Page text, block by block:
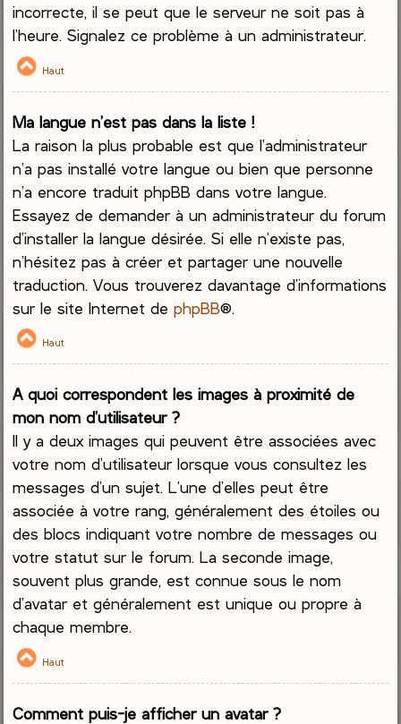
incorrecte, il se peut que le serveur ne soit pas à
l’heure. Signalez ce problème à un administrateur.
Haut
Ma langue n’est pas dans la liste !
La raison la plus probable est que l’administrateur
n’a pas installé votre langue ou bien que personne
n’a encore traduit phpBB dans votre langue.
Essayez de demander à un administrateur du forum
d’installer la langue désirée. Si elle n’existe pas,
n’hésitez pas à créer et partager une nouvelle
traduction. Vous trouverez davantage d’informations
sur le site Internet dephpBB®.
Haut
A quoi correspondent les images à proximité de
mon nom d’utilisateur ?
Il y a deux images qui peuvent être associées avec
votre nom d’utilisateur lorsque vous consultez les
messages d’un sujet. L’une d’elles peut être
associée à votre rang, généralement des étoiles ou
des blocs indiquant votre nombre de messages ou
votre statut sur le forum. La seconde image,
souvent plus grande, est connue sous le nom
d’avatar et généralement est unique ou propre à
chaque membre.
Haut
Comment puis-je afficher un avatar ?